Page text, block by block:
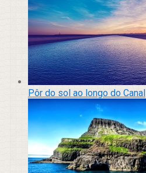
Pôr do sol ao longo do Canal